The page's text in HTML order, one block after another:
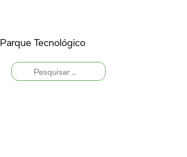
Parque Tecnológico